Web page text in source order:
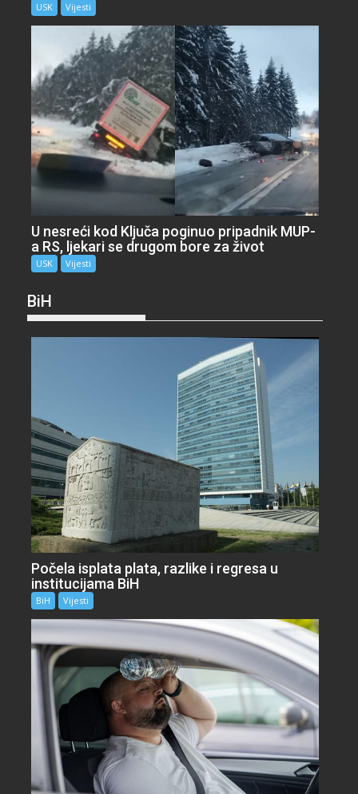
USK Vijesti
U nesreći kod Ključa poginuo pripadnik MUP-
a RS, ljekari se drugom bore za život
USK Vijesti
BiH
Počela isplata plata, razlike i regresa u
institucijama BiH
BiH Vijesti